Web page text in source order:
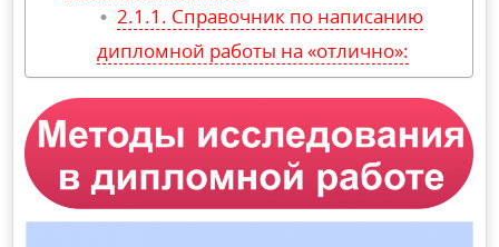
Справочник по написанию
дипломной работы на «отлично»: